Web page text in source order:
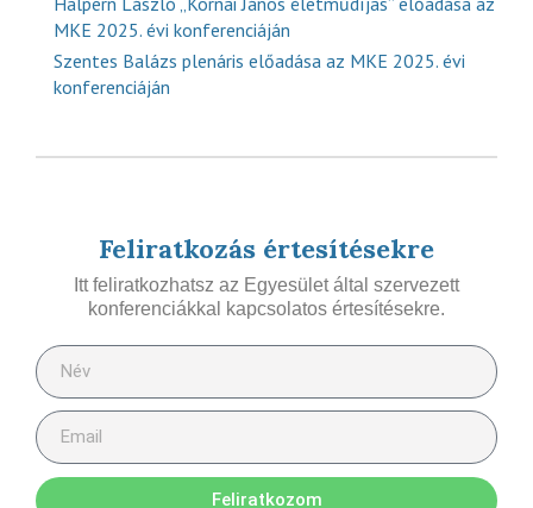
MKE 2025. évi konferenciáján
Szentes Balázs plenáris előadása az MKE 2025. évi
konferenciáján
Feliratkozás értesítésekre
Itt feliratkozhatsz az Egyesület által szervezett
konferenciákkal kapcsolatos értesítésekre.
Feliratkozom